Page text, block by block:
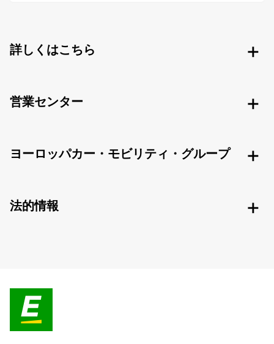
詳しくはこちら
営業センター
ヨーロッパカー・モビリティ・グループ
法的情報